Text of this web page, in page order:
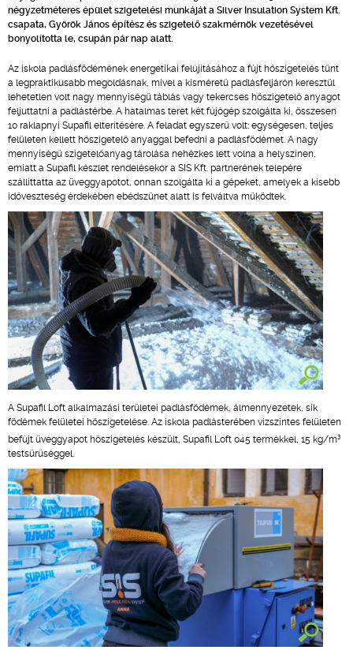
négyzetméteres épület szigetelési munkáját a Silver Insulation System Kft.
csapata, Györök János építész és szigetelő szakmérnök vezetésével
bonyolította le, csupán pár nap alatt.
Az iskola padlásfödémének energetikai felújításához a fújt hőszigetelés tűnt
a legpraktikusabb megoldásnak, mivel a kisméretű padlásfeljárón keresztül
lehetetlen volt nagy mennyiségű táblás vagy tekercses hőszigetelő anyagot
feljuttatni a padlástérbe. A hatalmas teret két fújógép szolgálta ki, összesen
10 raklapnyi Supafil elterítésére. A feladat egyszerű volt: egységesen, teljes
felületen kellett hőszigetelő anyaggal befedni a padlásfödémet. A nagy
mennyiségű szigetelőanyag tárolása nehézkes lett volna a helyszínen,
emiatt a Supafil készlet rendelésekor a SIS Kft. partnerének telepére
szállíttatta az üveggyapotot, onnan szolgálta ki a gépeket, amelyek a kisebb
időveszteség érdekében ebédszünet alatt is felváltva működtek.
A Supafil Loft alkalmazási területei padlásfödémek, álmennyezetek, sík
födémek felületei hőszigetelése. Az iskola padlásterében vízszintes felületen
befújt üveggyapot hőszigetelés készült, Supafil Loft 045 termékkel, 15 kg/m3
testsűrűséggel.